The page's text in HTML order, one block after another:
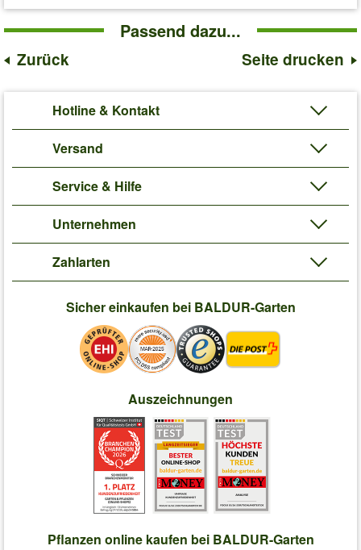
Passend dazu...
Zurück Seite drucken
Hotline & Kontakt
Versand
Service & Hilfe
Unternehmen
Zahlarten
Sicher einkaufen bei BALDUR-Garten
Auszeichnungen
Pflanzen online kaufen bei BALDUR-Garten